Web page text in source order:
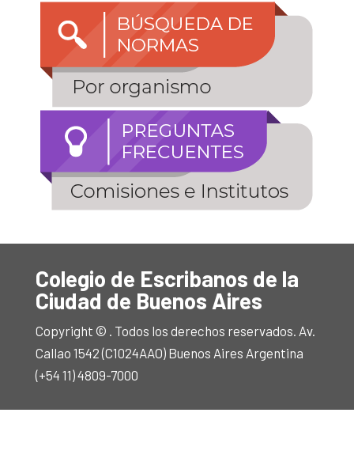
Colegio de Escribanos de la
Ciudad de Buenos Aires
Copyright © . Todos los derechos reservados. Av.
Callao 1542 (C1024AAO) Buenos Aires Argentina
(+54 11) 4809-7000